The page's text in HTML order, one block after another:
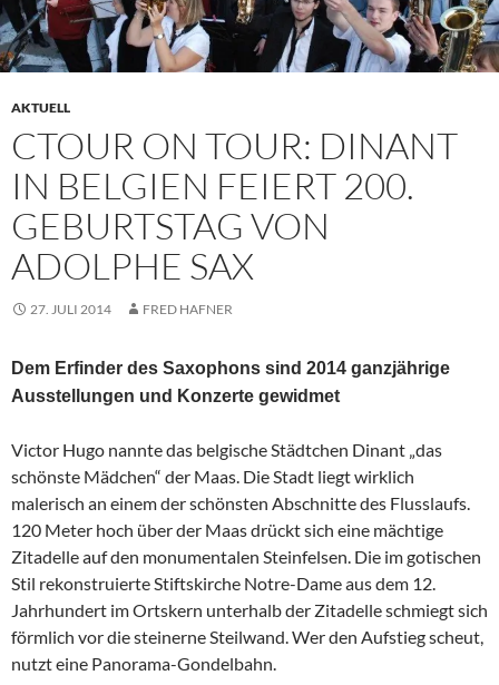
AKTUELL
CTOUR ON TOUR: DINANT
IN BELGIEN FEIERT 200.
GEBURTSTAG VON
ADOLPHE SAX
27. JULI 2014 FRED HAFNER
Dem Erfinder des Saxophons sind 2014 ganzjährige
Ausstellungen und Konzerte gewidmet
Victor Hugo nannte das belgische Städtchen Dinant „das
schönste Mädchen“ der Maas. Die Stadt liegt wirklich
malerisch an einem der schönsten Abschnitte des Flusslaufs.
120 Meter hoch über der Maas drückt sich eine mächtige
Zitadelle auf den monumentalen Steinfelsen. Die im gotischen
Stil rekonstruierte Stiftskirche Notre-Dame aus dem 12.
Jahrhundert im Ortskern unterhalb der Zitadelle schmiegt sich
förmlich vor die steinerne Steilwand. Wer den Aufstieg scheut,
nutzt eine Panorama-Gondelbahn.